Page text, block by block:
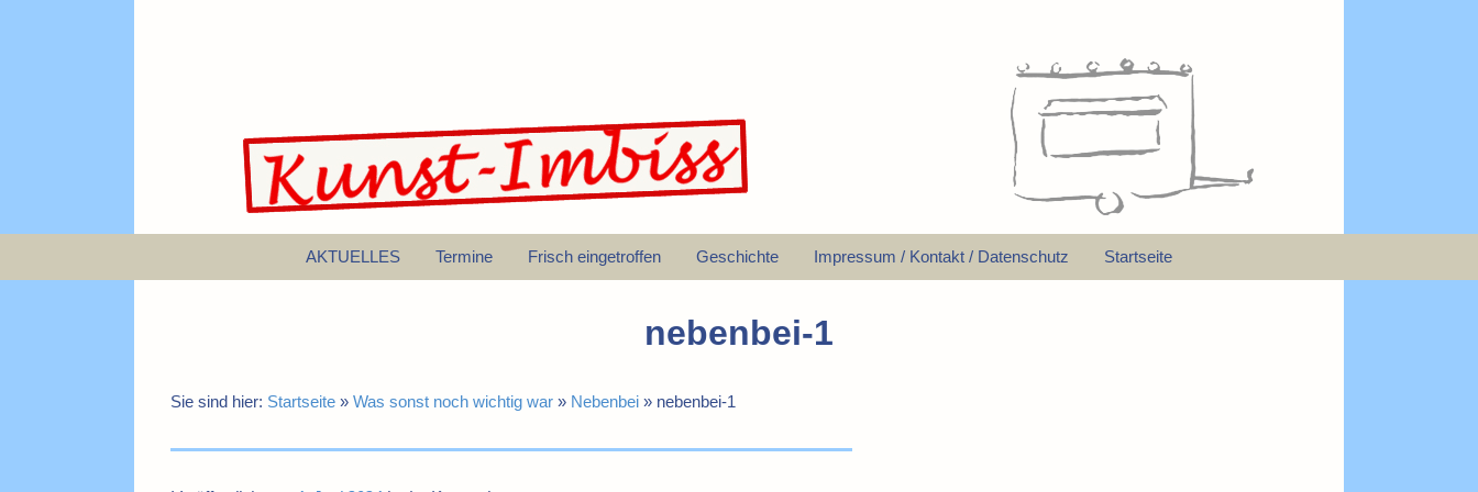
AKTUELLES Termine Frisch eingetroffen Geschichte Impressum / Kontakt / Datenschutz Startseite
nebenbei-1
Sie sind hier: Startseite » Was sonst noch wichtig war » Nebenbei » nebenbei-1